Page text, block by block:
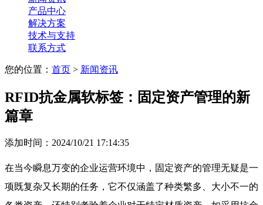
产品中心
解决方案
技术与支持
联系方式
您的位置： 首页 > 新闻资讯
RFID抗金属软标签：固定资产管理的新
篇章
添加时间：2024/10/21 17:14:35
在当今瞬息万变的企业运营环境中，固定资产的管理无疑是一
项既复杂又长期的任务，它不仅涵盖了种类繁多、大小不一的